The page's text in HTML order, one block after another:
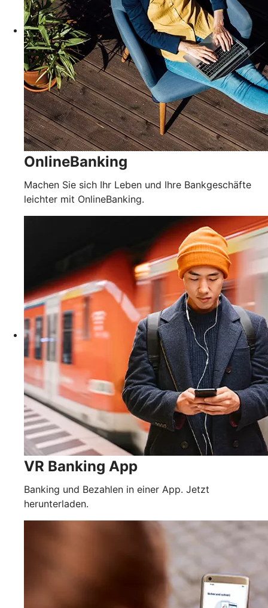
OnlineBanking
Machen Sie sich Ihr Leben und Ihre Bankgeschäfte
leichter mit OnlineBanking.
VR Banking App
Banking und Bezahlen in einer App. Jetzt
herunterladen.